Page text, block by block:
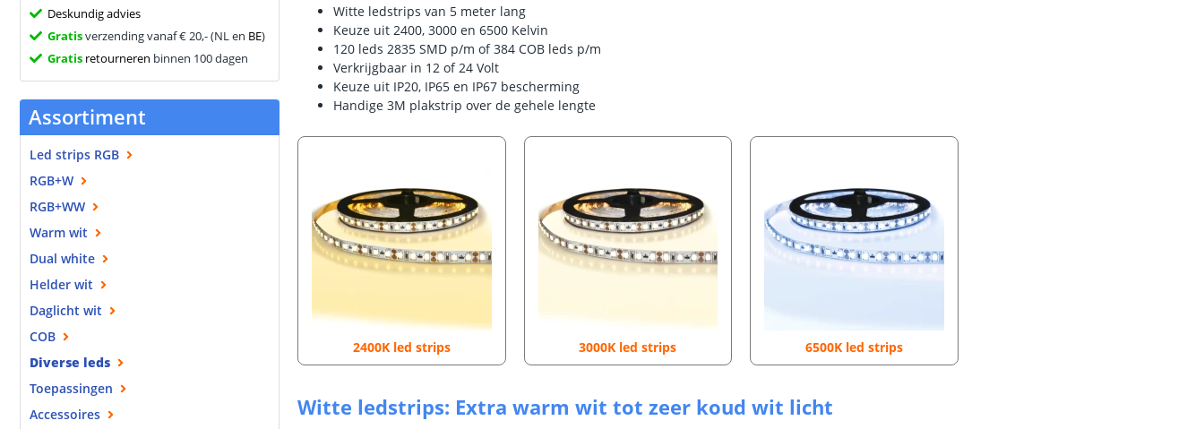
Deskundig advies
Gratisverzending vanaf € 20,- (NL en BE)
Gratis retourneren binnen 100 dagen
Assortiment
Led strips RGB
RGB+W
RGB+WW
Warm wit
Dual white
Helder wit
Daglicht wit
COB
Diverse leds
Toepassingen
Accessoires
Witte ledstrips van 5 meter lang
Keuze uit 2400, 3000 en 6500 Kelvin
120 leds 2835 SMD p/m of 384 COB leds p/m
Verkrijgbaar in 12 of 24 Volt
Keuze uit IP20, IP65 en IP67 bescherming
Handige 3M plakstrip over de gehele lengte
2400K led strips 3000K led strips 6500K led strips
Witte ledstrips: Extra warm wit tot zeer koud wit licht